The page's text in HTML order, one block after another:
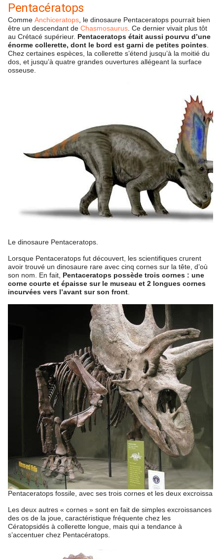
Pentacératops
Comme Anchiceratops , le dinosaure Pentaceratops pourrait bien
être un descendant de Chasmosaurus . Ce dernier vivait plus tôt
au Crétacé supérieur. Pentaceratops était aussi pourvu d’une
énorme collerette, dont le bord est garni de petites pointes
Chez certaines espèces, la collerette s’étend jusqu’à la moitié du
dos, et jusqu’à quatre grandes ouvertures allégeant la surface
osseuse.
Le dinosaure Pentaceratops.
Lorsque Pentaceratops fut découvert, les scientifiques crurent
avoir trouvé un dinosaure rare avec cinq cornes sur la tête, d’où
son nom. En fait, Pentaceratops possède trois cornes : une
corne courte et épaisse sur le museau et 2 longues cornes
incurvées vers l’avant sur son front
Pentaceratops fossile, avec ses trois cornes et les deux
Les deux autres « cornes » sont en fait de simples excroissances
des os de la joue, caractéristique fréquente chez les
Cératopsidés à collerette longue, mais qui a tendance à
s’accentuer chez Pentacératops.